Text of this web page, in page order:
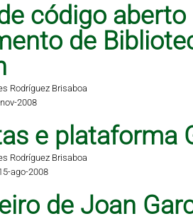
código
de
Rodríguez Brisaboa
2008
e plataforma
Rodríguez Brisaboa
ago-2008
de Joan